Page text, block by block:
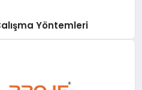
Yöntemleri